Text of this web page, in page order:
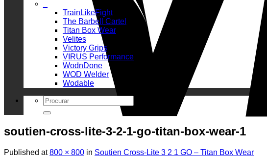
TrainLikeFight
The Barbell Cartel
Titan Box Wear
Velites
Victory Grips
VIRUS Performance
WodnDone
WOD Welder
Wodable
Search
for:
soutien-cross-lite-3-2-1-go-titan-box-wear-1
Published at800 × 800 in Soutien Cross-Lite 3 2 1 GO – Titan Box Wear